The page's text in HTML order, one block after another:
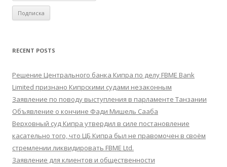
RECENT POSTS
Решение Центрального банка Кипра по делу FBME Bank
Limited признано Кипрскими судами незаконным
Заявление по поводу выступления в парламенте Танзании
Объявление о кончине Фади Мишель Сааба
Верховный суд Кипра утвердил в силе постановление
касательно того, что ЦБ Кипра был не правомочен в своём
стремлении ликвидировать FBME Ltd.
Заявление для клиентов и общественности